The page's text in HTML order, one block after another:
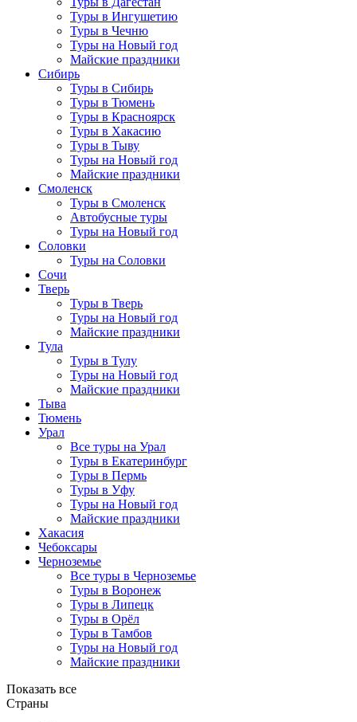
Туры в Ингушетию
Туры в Чечню
Туры на Новый год
Майские праздники
Сибирь
Туры в Сибирь
Туры в Тюмень
Туры в Красноярск
Туры в Хакасию
Туры в Тыву
Туры на Новый год
Майские праздники
Смоленск
Туры в Смоленск
Автобусные туры
Туры на Новый год
Соловки
Туры на Соловки
Сочи
Тверь
Туры в Тверь
Туры на Новый год
Майские праздники
Тула
Туры в Тулу
Туры на Новый год
Майские праздники
Тыва
Тюмень
Урал
Все туры на Урал
Туры в Екатеринбург
Туры в Пермь
Туры в Уфу
Туры на Новый год
Майские праздники
Хакасия
Чебоксары
Черноземье
Все туры в Черноземье
Туры в Воронеж
Туры в Липецк
Туры в Орёл
Туры в Тамбов
Туры на Новый год
Майские праздники
Показать все
Страны